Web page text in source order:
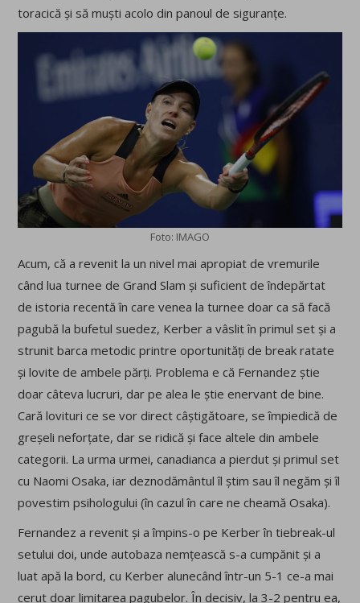
toracică și să muști acolo din panoul de siguranțe.
Foto: IMAGO
Acum, că a revenit la un nivel mai apropiat de vremurile
când lua turnee de Grand Slam și suficient de îndepărtat
de istoria recentă în care venea la turnee doar ca să facă
pagubă la bufetul suedez, Kerber a vâslit în primul set și a
strunit barca metodic printre oportunități de break ratate
și lovite de ambele părți. Problema e că Fernandez știe
doar câteva lucruri, dar pe alea le știe enervant de bine.
Cară lovituri ce se vor direct câștigătoare, se împiedică de
greșeli neforțate, dar se ridică și face altele din ambele
categorii. La urma urmei, canadianca a pierdut și primul set
cu Naomi Osaka, iar deznodământul îl știm sau îl negăm și îl
povestim psihologului (în cazul în care ne cheamă Osaka).
Fernandez a revenit și a împins-o pe Kerber în tiebreak-ul
setului doi, unde autobaza nemțească s-a cumpănit și a
luat apă la bord, cu Kerber alunecând într-un 5-1 ce-a mai
cerut doar limitarea pagubelor. În decisiv, la 3-2 pentru ea,